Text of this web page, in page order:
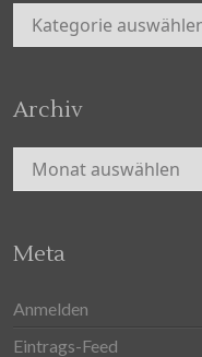
Kategorien
Archiv
Archiv
Meta
Anmelden
Eintrags-Feed